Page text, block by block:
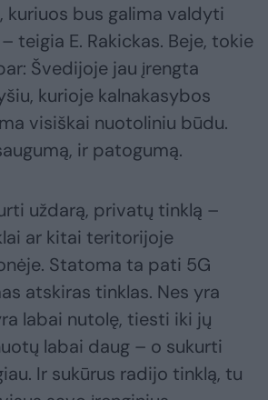
kuriuos bus galima valdyti
teigia E. Rakickas. Beje, tokie
Švedijoje jau įrengta
kurioje kalnakasybos
visiškai nuotoliniu būdu.
ir patogumą.
uždarą, privatų tinklą –
ar kitai teritorijoje
Statoma ta pati 5G
atskiras tinklas. Nes yra
labai nutolę, tiesti iki jų
labai daug – o sukurti
Ir sukūrus radijo tinklą, tu